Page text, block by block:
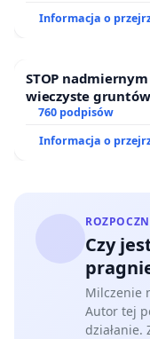
Informacja o
STOP
wieczyste
ogrody działkowe.
760 podpisów
Informacja o
Czy
Milczenie
Autor tej
działanie.